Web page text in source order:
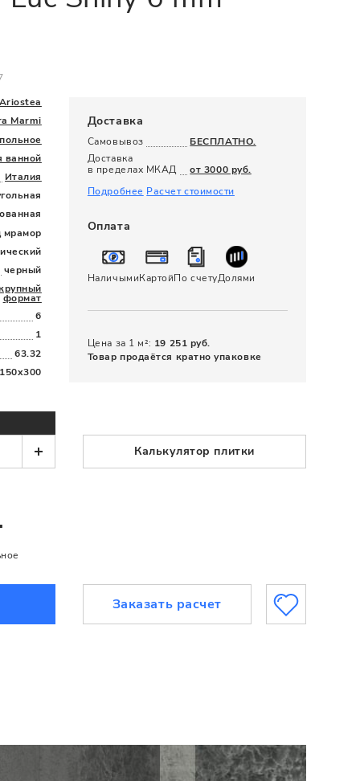
x 280
Marmi
ванной
Италия
мрамор
черный
формат
6
1
63.32
150x300
Доставка
Самовывоз
БЕСПЛАТНО.
Доставка
в пределах МКАД
от 3000 руб.
Подробнее Расчет стоимости
Оплата
НаличымиКартойПо счетуДолями
Цена за 1 м²: 19 251 руб.
Товар продаётся кратно упаковке
Калькулятор плитки
Заказать расчет